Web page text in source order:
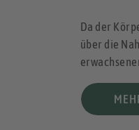
Da der
über die